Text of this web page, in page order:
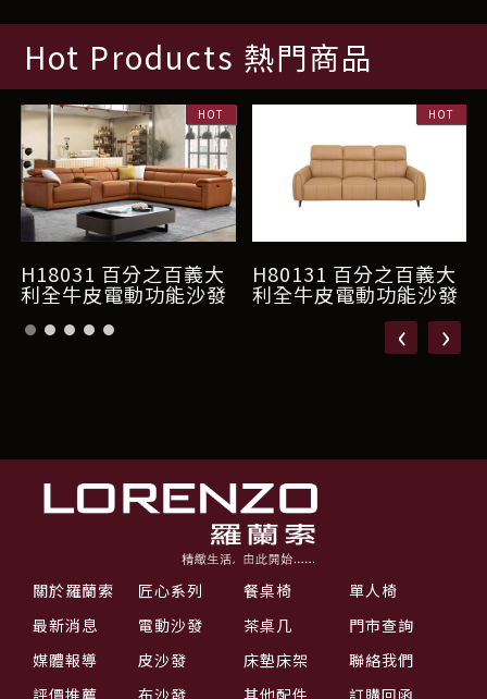
Hot Products 熱門商品
H18031 百分之百義大
利全牛皮電動功能沙發
H80131 百分之百義大
利全牛皮電動功能沙發
‹ ›
關於羅蘭索 匠心系列 餐桌椅
單人椅
最新消息
電動沙發 茶桌几
門市查詢
媒體報導
皮沙發 床墊床架
聯絡我們